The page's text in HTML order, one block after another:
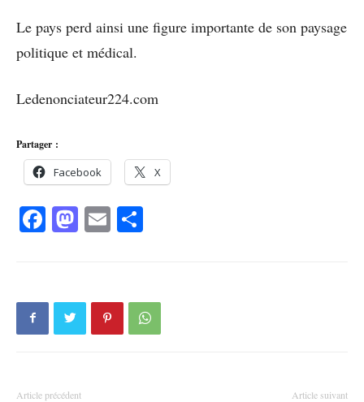
Le pays perd ainsi une figure importante de son paysage
politique et médical.
Ledenonciateur224.com
Partager :
Facebook X
Facebook
Mastodon
Email
Article précédent Article suivant